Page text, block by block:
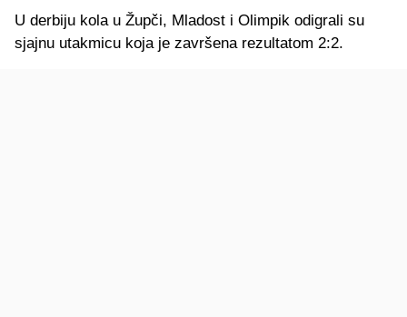
U derbiju kola u Župči, Mladost i Olimpik odigrali su
sjajnu utakmicu koja je završena rezultatom 2:2.